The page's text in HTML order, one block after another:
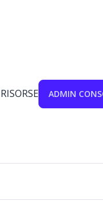
RISORSE ADMIN